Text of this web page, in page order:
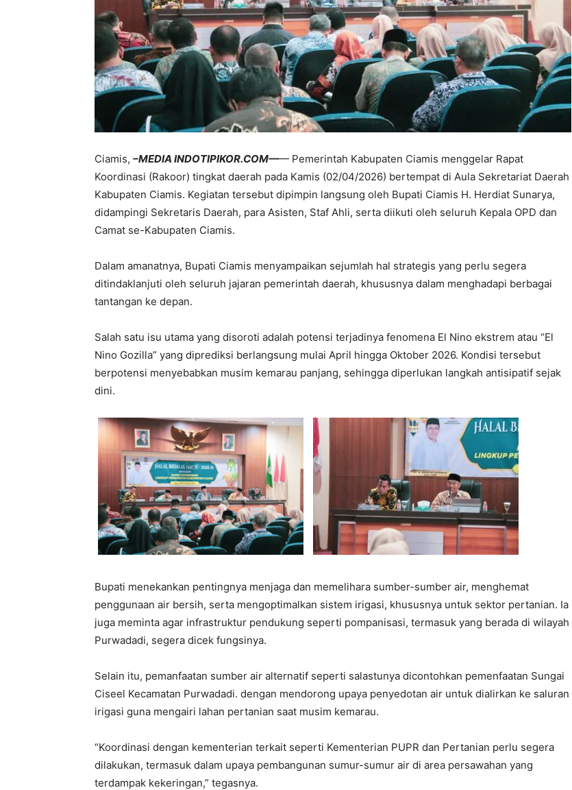
Ciamis, –MEDIA INDOTIPIKOR.COM—— Pemerintah Kabupaten Ciamis menggelar Rapat
Koordinasi (Rakoor) tingkat daerah pada Kamis (02/04/2026) bertempat di Aula Sekretariat Daerah
Kabupaten Ciamis. Kegiatan tersebut dipimpin langsung oleh Bupati Ciamis H. Herdiat Sunarya,
didampingi Sekretaris Daerah, para Asisten, Staf Ahli, serta diikuti oleh seluruh Kepala OPD dan
Camat se-Kabupaten Ciamis.
Dalam amanatnya, Bupati Ciamis menyampaikan sejumlah hal strategis yang perlu segera
ditindaklanjuti oleh seluruh jajaran pemerintah daerah, khususnya dalam menghadapi berbagai
tantangan ke depan.
Salah satu isu utama yang disoroti adalah potensi terjadinya fenomena El Nino ekstrem atau “El
Nino Gozilla” yang diprediksi berlangsung mulai April hingga Oktober 2026. Kondisi tersebut
berpotensi menyebabkan musim kemarau panjang, sehingga diperlukan langkah antisipatif sejak
dini.
Bupati menekankan pentingnya menjaga dan memelihara sumber-sumber air, menghemat
penggunaan air bersih, serta mengoptimalkan sistem irigasi, khususnya untuk sektor pertanian. Ia
juga meminta agar infrastruktur pendukung seperti pompanisasi, termasuk yang berada di wilayah
Purwadadi, segera dicek fungsinya.
Selain itu, pemanfaatan sumber air alternatif seperti salastunya dicontohkan pemenfaatan Sungai
Ciseel Kecamatan Purwadadi. dengan mendorong upaya penyedotan air untuk dialirkan ke saluran
irigasi guna mengairi lahan pertanian saat musim kemarau.
“Koordinasi dengan kementerian terkait seperti Kementerian PUPR dan Pertanian perlu segera
dilakukan, termasuk dalam upaya pembangunan sumur-sumur air di area persawahan yang
terdampak kekeringan,” tegasnya.